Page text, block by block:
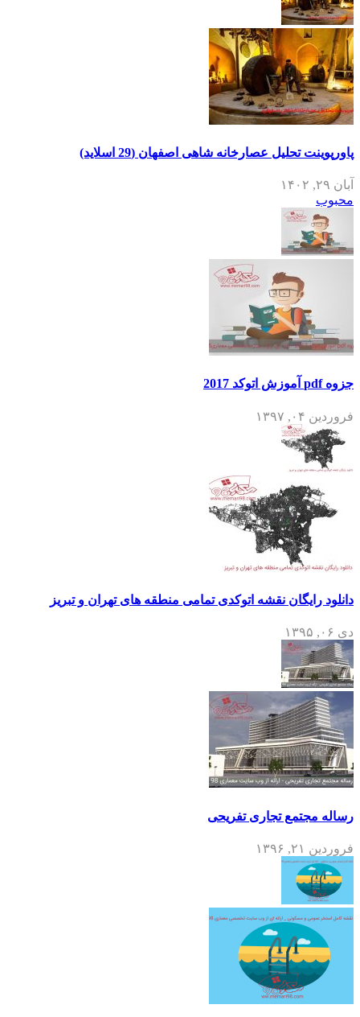
پاورپوینت تحلیل عصارخانه شاهی اصفهان (29 اسلاید)
آبان ۲۹, ۱۴۰۲
محبوب
جزوه pdf آموزش اتوکد 2017
فروردین ۰۴, ۱۳۹۷
دانلود رایگان نقشه اتوکدی تمامی منطقه های تهران و تبریز
دی ۰۶, ۱۳۹۵
رساله مجتمع تجاری تفریحی
فروردین ۲۱, ۱۳۹۶